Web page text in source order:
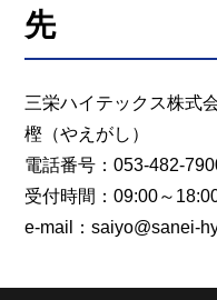
先
三栄ハイテックス株
樫（やえがし）
電話番号：053-482-
受付時間：09:00～
e-mail：saiyo@sanei-